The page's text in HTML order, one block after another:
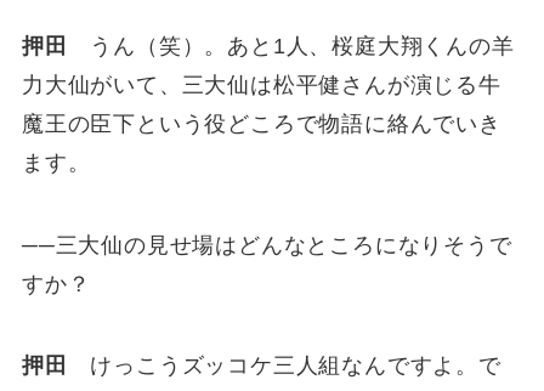
押田
うん（笑）。あと1人、桜庭大翔くんの羊
力大仙がいて、三大仙は松平健さんが演じる牛
魔王の臣下という役どころで物語に絡んでいき
ます。
──三大仙の見せ場はどんなところになりそうで
すか？
押田
けっこうズッコケ三人組なんですよ。で